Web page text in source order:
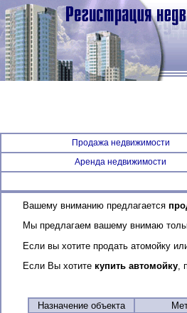
Продажа недвижимости
Аренда недвижимости
Вашему вниманию предлагается
Мы предлагаем вашему внимаю
Если вы хотите продать атомойку
Если Вы хотите купить автомойку
Назначение объекта